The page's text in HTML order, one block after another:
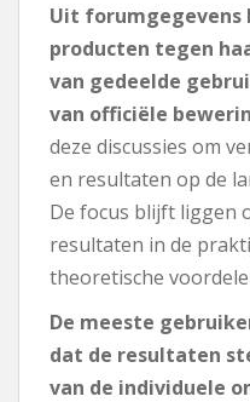
Uit forumgegevens
producten tegen
van gedeelde
van officiële
deze discussies om
en resultaten op de
De focus blijft liggen
resultaten in de
theoretische
De meeste
dat de resultaten
van de individuele